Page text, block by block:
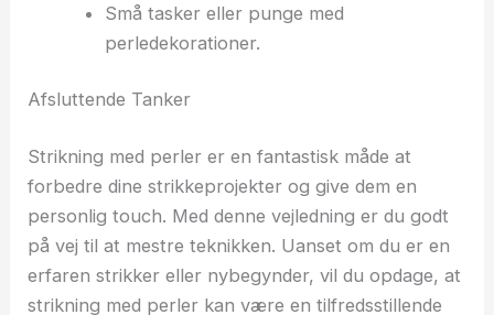
Små tasker eller punge med
perledekorationer.
Afsluttende Tanker
Strikning med perler er en fantastisk måde at
forbedre dine strikkeprojekter og give dem en
personlig touch. Med denne vejledning er du godt
på vej til at mestre teknikken. Uanset om du er en
erfaren strikker eller nybegynder, vil du opdage, at
strikning med perler kan være en tilfredsstillende